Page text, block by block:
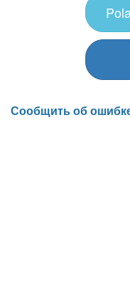
Сообщить об